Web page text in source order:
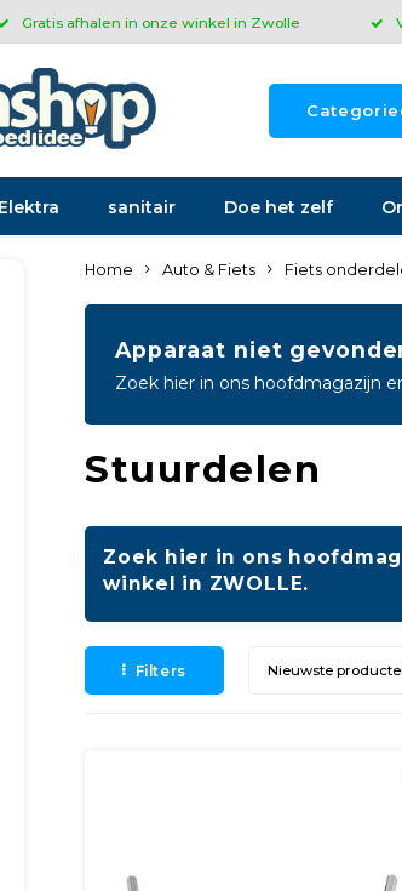
Gratis afhalen in onze winkel in Zwolle
sanitair Doe het zelf
Home Auto & Fiets Fiets
Apparaat niet
Zoek hier in ons hoofdmagazijn
Stuurdelen
Zoek hier in ons
winkel in ZWOLLE.
Filters Nieuwste